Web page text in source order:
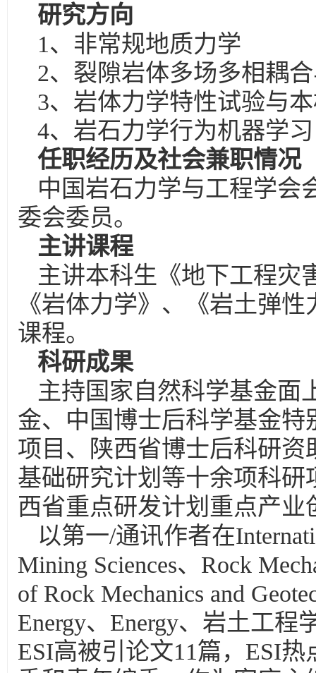
研究方向
1、非常规地质力学
2、裂隙岩体多场多相耦
3、岩体力学特性试验与
4、岩石力学行为机器学习
任职经历及社会兼职情况
中国岩石力学与工程学会
委会委员。
主讲课程
主讲本科生《地下工程灾
《岩体力学》、《岩土弹
课程。
科研成果
主持 国家自然科学基金面
金、中国博士后科学基金
项目、陕西省博士后科研
基础研究计划等十余项科
西省重点研发计划重点产
以第一/通讯作者在
Mining Sciences、Rock
of Rock Mechanics and
Energy、Energy、岩土工
ESI高被引论文11篇，ESI